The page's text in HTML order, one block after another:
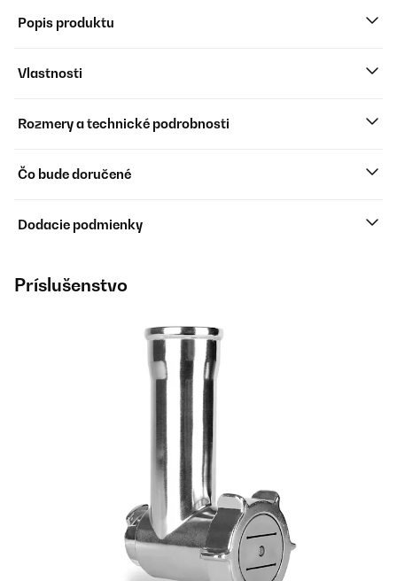
Popis produktu
Vlastnosti
Rozmery a technické podrobnosti
Čo bude doručené
Dodacie podmienky
Príslušenstvo